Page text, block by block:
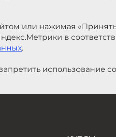
или нажимая
в
.
использование